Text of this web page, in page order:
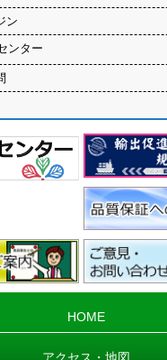
ン
ンター
HOME